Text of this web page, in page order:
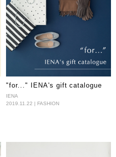
"for..." IENA's gift catalogue
IENA
2019.11.22 | FASHION